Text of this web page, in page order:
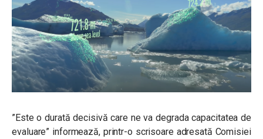
”Este o durată decisivă care ne va degrada capacitatea de
evaluare” informează, printr-o scrisoare adresată Comisiei